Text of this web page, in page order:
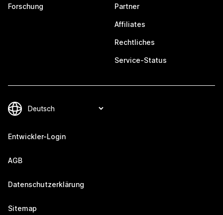
Forschung Partner
Affiliates
Rechtliches
Service-Status
Entwickler-Login
AGB
Datenschutzerklärung
Sitemap